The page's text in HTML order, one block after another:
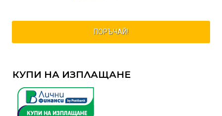
ПОРЪЧАЙ!
КУПИ НА ИЗПЛАЩАНЕ